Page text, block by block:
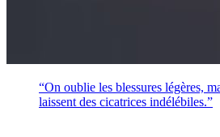
“On oublie les blessures légères,
laissent des cicatrices indélébiles.”